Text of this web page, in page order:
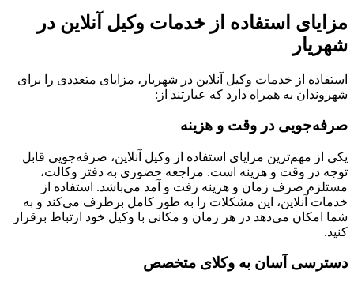
استفاده از خدمات وکیل آنلاین در
از خدمات وکیل آنلاین در شهریار، مزایای متعددی را برای
به همراه دارد که عبارتند از:
در وقت و هزینه
مهم‌ترین مزایای استفاده از وکیل آنلاین، صرفه‌جویی قابل
در وقت و هزینه است. مراجعه حضوری به دفتر وکالت،
صرف زمان و هزینه رفت و آمد می‌باشد. استفاده از
آنلاین، این مشکلات را به طور کامل برطرف می‌کند و به
امکان می‌دهد در هر زمان و مکانی با وکیل خود ارتباط برقرار
آسان به وکلای متخصص